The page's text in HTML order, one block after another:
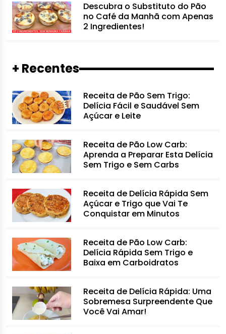
Descubra o Substituto do Pão
no Café da Manhã com Apenas
2 Ingredientes!
+ Recentes
Receita de Pão Sem Trigo:
Delícia Fácil e Saudável Sem
Açúcar e Leite
Receita de Pão Low Carb:
Aprenda a Preparar Esta Delícia
Sem Trigo e Sem Carbs
Receita de Delícia Rápida Sem
Açúcar e Trigo que Vai Te
Conquistar em Minutos
Receita de Pão Low Carb:
Delícia Rápida Sem Trigo e
Baixa em Carboidratos
Receita de Delícia Rápida: Uma
Sobremesa Surpreendente Que
Você Vai Amar!